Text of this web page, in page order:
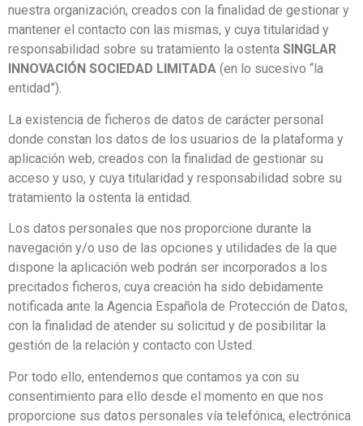
nuestra organización, creados con la finalidad de gestionar y
mantener el contacto con las mismas, y cuya titularidad y
responsabilidad sobre su tratamiento la ostenta SINGLAR
INNOVACIÓN SOCIEDAD LIMITADA (en lo sucesivo “la
entidad”).
La existencia de ficheros de datos de carácter personal
donde constan los datos de los usuarios de la plataforma y
aplicación web, creados con la finalidad de gestionar su
acceso y uso, y cuya titularidad y responsabilidad sobre su
tratamiento la ostenta la entidad.
Los datos personales que nos proporcione durante la
navegación y/o uso de las opciones y utilidades de la que
dispone la aplicación web podrán ser incorporados a los
precitados ficheros, cuya creación ha sido debidamente
notificada ante la Agencia Española de Protección de Datos,
con la finalidad de atender su solicitud y de posibilitar la
gestión de la relación y contacto con Usted.
Por todo ello, entendemos que contamos ya con su
consentimiento para ello desde el momento en que nos
proporcione sus datos personales vía telefónica, electrónica